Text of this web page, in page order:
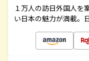
１万人の訪日外国人を
い日本の魅力が満載。